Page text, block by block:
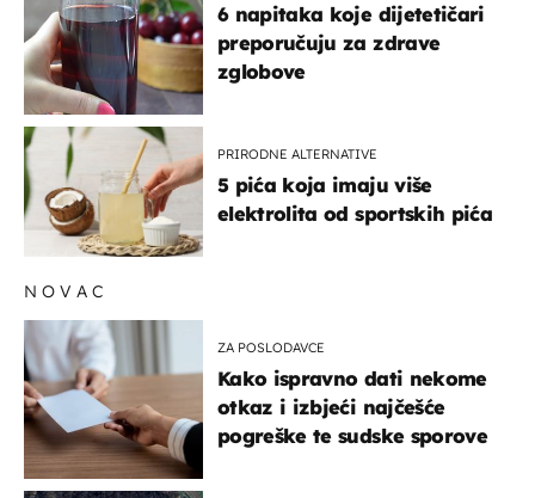
6 napitaka koje dijetetičari
preporučuju za zdrave
zglobove
PRIRODNE ALTERNATIVE
5 pića koja imaju više
elektrolita od sportskih pića
NOVAC
ZA POSLODAVCE
Kako ispravno dati nekome
otkaz i izbjeći najčešće
pogreške te sudske sporove